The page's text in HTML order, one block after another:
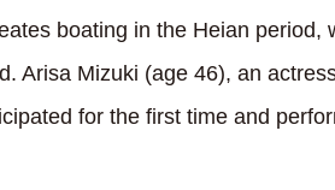
boating in the Heian period,
Arisa Mizuki (age 46), an
for the first time and